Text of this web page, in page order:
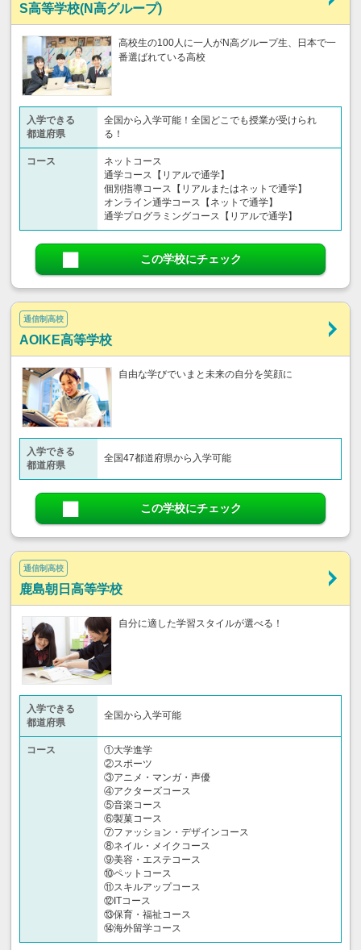
S高等学校(N高グループ)
高校生の100人に一人がN高グループ生、日本で一
番選ばれている高校
入学できる
都道府県
全国から入学可能！全国どこでも授業が受けられ
る！
コース
ネットコース
通学コース【リアルで通学】
個別指導コース【リアルまたはネットで通学】
オンライン通学コース【ネットで通学】
通学プログラミングコース【リアルで通学】
この学校にチェック
通信制高校
AOIKE高等学校
自由な学びでいまと未来の自分を笑顔に
入学できる
都道府県
全国47都道府県から入学可能
この学校にチェック
通信制高校
鹿島朝日高等学校
自分に適した学習スタイルが選べる！
入学できる
都道府県
全国から入学可能
コース
①大学進学
②スポーツ
③アニメ・マンガ・声優
④アクターズコース
⑤音楽コース
⑥製菓コース
⑦ファッション・デザインコース
⑧ネイル・メイクコース
⑨美容・エステコース
⑩ペットコース
⑪スキルアップコース
⑫ITコース
⑬保育・福祉コース
⑭海外留学コース